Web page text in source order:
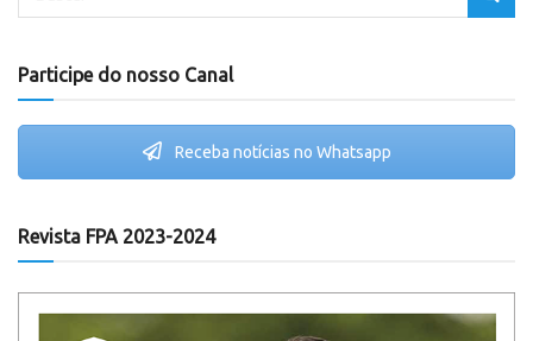
Participe do nosso Canal
Receba notícias no Whatsapp
Revista FPA 2023-2024